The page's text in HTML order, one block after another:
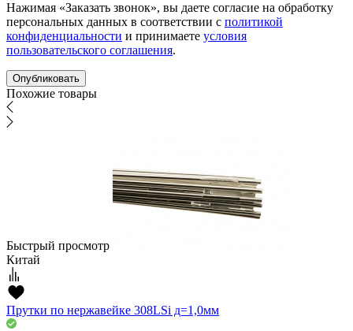
Нажимая «Заказать звонок», вы даете согласие на обработку
персональных данных в соответствии с политикой
конфиденциальности и принимаете условия
пользовательского соглашения.
Похожие товары
Быстрый просмотр
Китай
Прутки по нержавейке 308LSi д=1,0мм